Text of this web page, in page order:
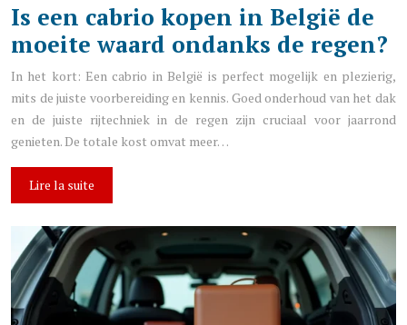
Is een cabrio kopen in België de
moeite waard ondanks de regen?
In het kort: Een cabrio in België is perfect mogelijk en plezierig,
mits de juiste voorbereiding en kennis. Goed onderhoud van het dak
en de juiste rijtechniek in de regen zijn cruciaal voor jaarrond
genieten. De totale kost omvat meer…
Lire la suite